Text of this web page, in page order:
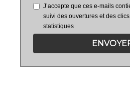
J’accepte que ces e-mails
suivi des ouvertures et des
statistiques